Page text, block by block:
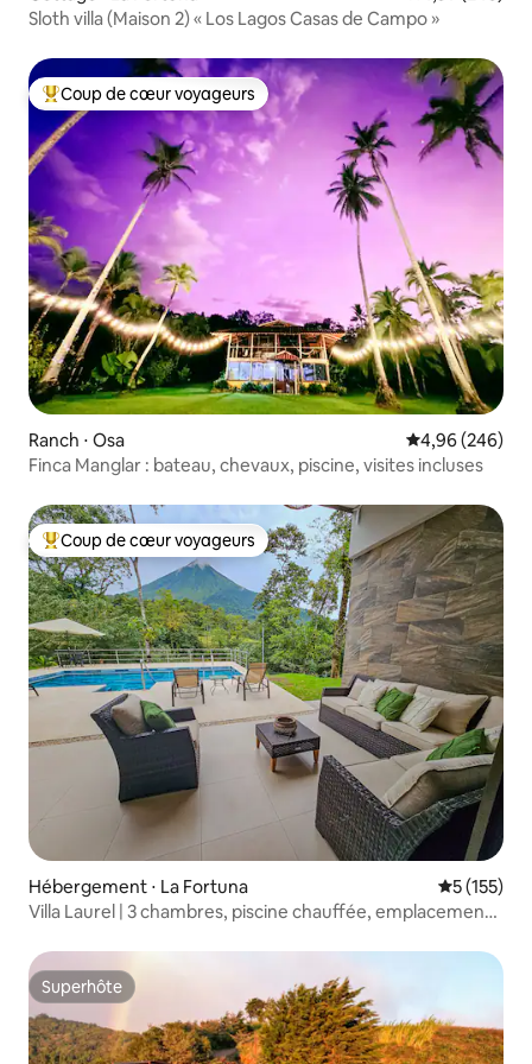
Sloth villa (Maison 2) « Los Lagos Casas de Campo »
Coups de cœur voyageurs les plus appréciés
Coup de cœur voyageurs
Ranch ⋅ Osa Évaluation
4,96 (246)
Finca Manglar : bateau, chevaux, piscine, visites incluses
Coups de cœur voyageurs les plus appréciés
Coup de cœur voyageurs
Hébergement ⋅ La Fortuna Évaluation
5 (155)
Villa Laurel | 3 chambres, piscine chauffée, emplacement
Superhôte
Superhôte